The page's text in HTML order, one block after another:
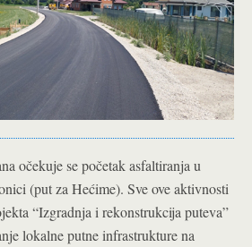
očekuje se početak asfaltiranja u
(put za Hećime). Sve ove aktivnosti
“Izgradnja i rekonstrukcija puteva”
lokalne putne infrastrukture na